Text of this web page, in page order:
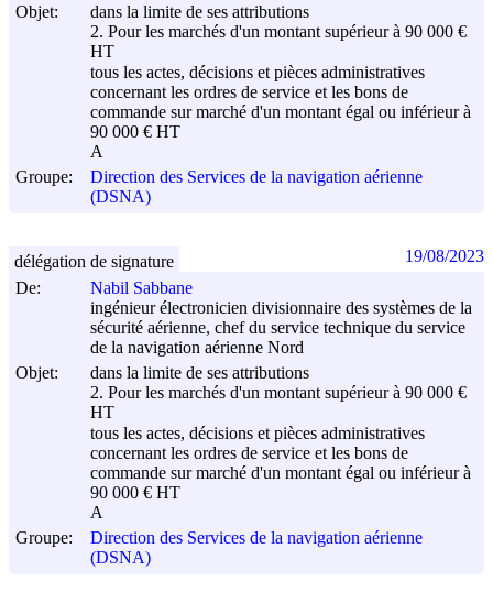
Objet:
dans la limite de ses attributions
2. Pour les marchés d'un montant supérieur à 90 000 €
HT
tous les actes, décisions et pièces administratives
concernant les ordres de service et les bons de
commande sur marché d'un montant égal ou inférieur à
90 000 € HT
A
Groupe:
Direction des Services de la navigation aérienne
(DSNA)
De:
Nabil Sabbane
ingénieur électronicien divisionnaire des systèmes de la
sécurité aérienne, chef du service technique du service
de la navigation aérienne Nord
Objet:
dans la limite de ses attributions
2. Pour les marchés d'un montant supérieur à 90 000 €
HT
tous les actes, décisions et pièces administratives
concernant les ordres de service et les bons de
commande sur marché d'un montant égal ou inférieur à
90 000 € HT
A
Groupe:
Direction des Services de la navigation aérienne
(DSNA)
délégation de signature 19/08/2023